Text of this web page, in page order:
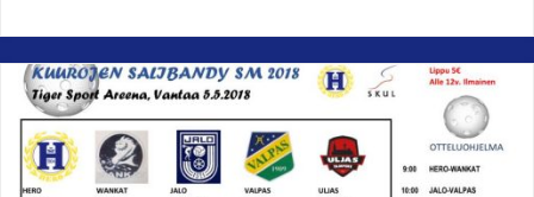
US
EU
RA
H
SM
2018-
tilastot"